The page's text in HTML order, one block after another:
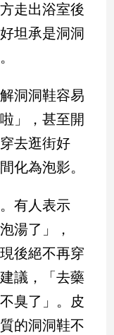
走出浴室後
坦承是洞洞
洞洞鞋容易
」，甚至開
去逛街好
化為泡影。
有人表示
湯了」，
後絕不再穿
議，「去藥
臭了」。皮
的洞洞鞋不